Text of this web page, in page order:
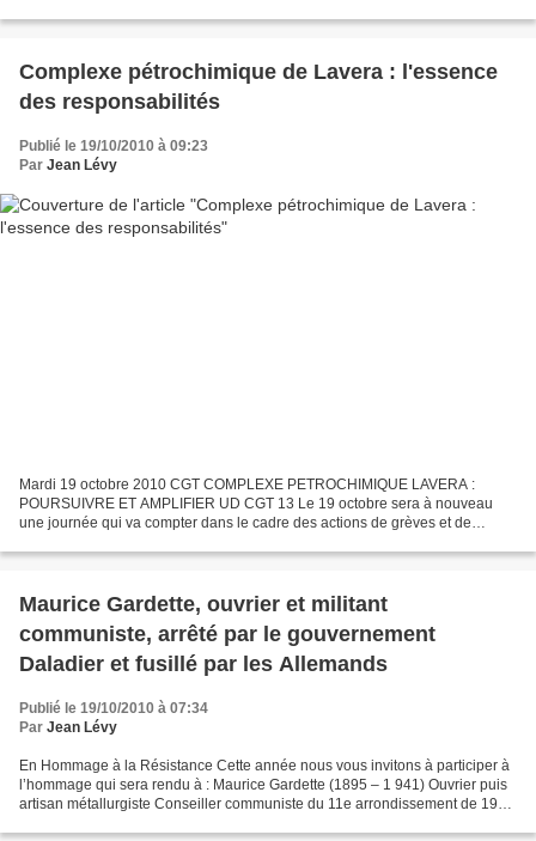
Complexe pétrochimique de Lavera : l'essence
des responsabilités
Publié le 19/10/2010 à 09:23
Par Jean Lévy
Mardi 19 octobre 2010 CGT COMPLEXE PETROCHIMIQUE LAVERA :
POURSUIVRE ET AMPLIFIER UD CGT 13 Le 19 octobre sera à nouveau
une journée qui va compter dans le cadre des actions de grèves et de
Maurice Gardette, ouvrier et militant
communiste, arrêté par le gouvernement
Daladier et fusillé par les Allemands
Publié le 19/10/2010 à 07:34
Par Jean Lévy
En Hommage à la Résistance Cette année nous vous invitons à participer à
l’hommage qui sera rendu à : Maurice Gardette (1895 – 1 941) Ouvrier puis
artisan métallurgiste Conseiller communiste du 11e arrondissement de 1936